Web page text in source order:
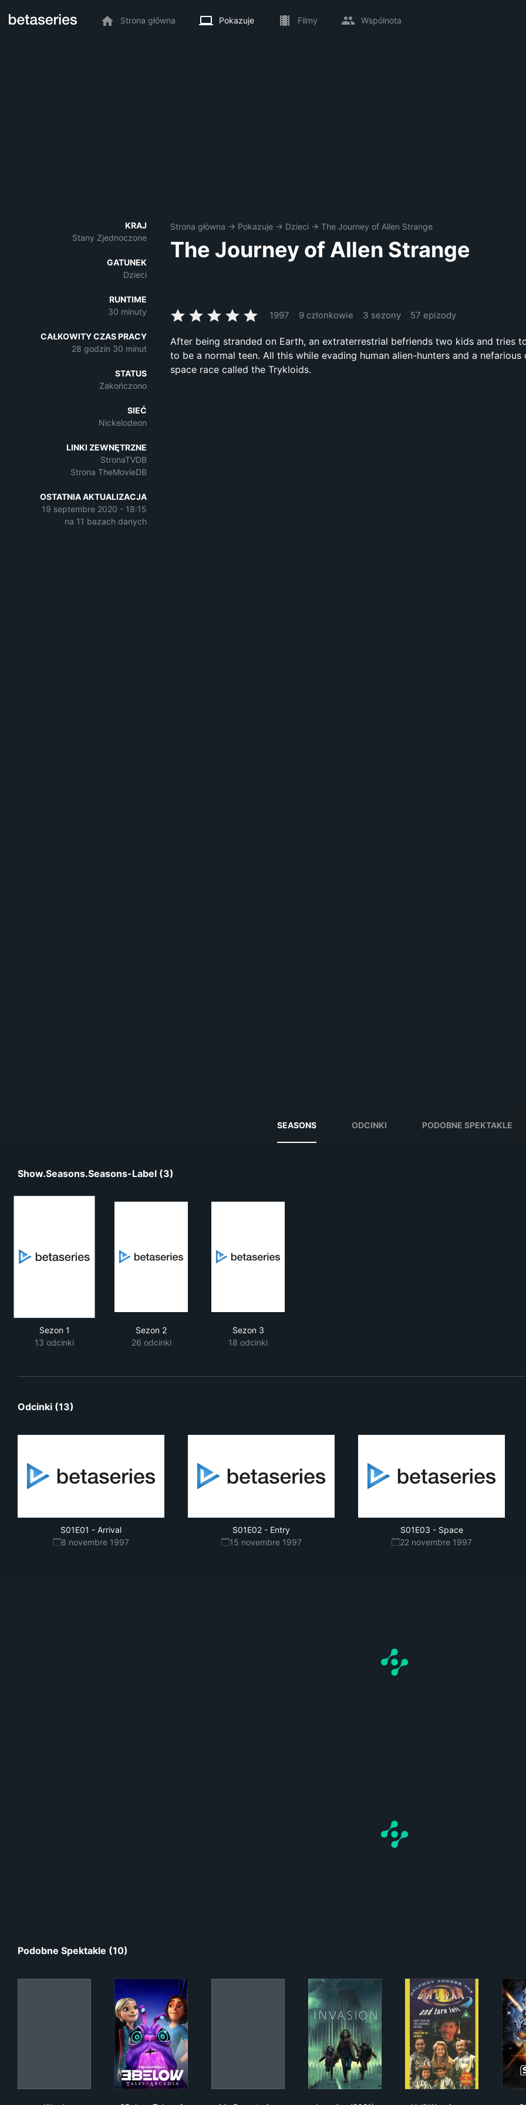
Strona główna Pokazuje Filmy Wspólnota
KRAJ
Stany Zjednoczone
GATUNEK
Dzieci
RUNTIME
30 minuty
CAŁKOWITY CZAS PRACY
28 godzin 30 minut
STATUS
Zakończono
SIEĆ
Nickelodeon
LINKI ZEWNĘTRZNE
StronaTVDB
Strona TheMovieDB
OSTATNIA AKTUALIZACJA
19 septembre 2020 - 18:15
na 11 bazach danych
Strona główna → Pokazuje → Dzieci → The Journey of Allen Strange
The Journey of Allen Strange
1997 9 członkowie 3 sezony 57 epizody
After being stranded on Earth, an extraterrestrial befriends two kids and tries
to be a normal teen. All this while evading human alien-hunters and a nefarious
space race called the Trykloids.
SEASONS ODCINKI PODOBNE SPEKTAKLE
Show.seasons.seasons-Label (3)
Sezon 1
13 odcinki
Sezon 2
26 odcinki
Sezon 3
18 odcinki
Odcinki (13)
S01E01 - Arrival
8 novembre 1997
S01E02 - Entry
15 novembre 1997
S01E03 - Space
22 novembre 1997
Podobne Spektakle (10)